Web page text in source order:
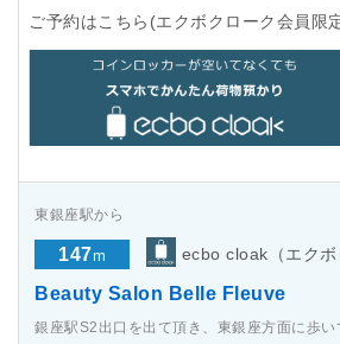
ご予約はこちら(エクボクローク会員限
東銀座駅から
147m ecbo cloak（エクボ
Beauty Salon Belle Fleuve
銀座駅S2出口を出て頂き、東銀座方面に歩